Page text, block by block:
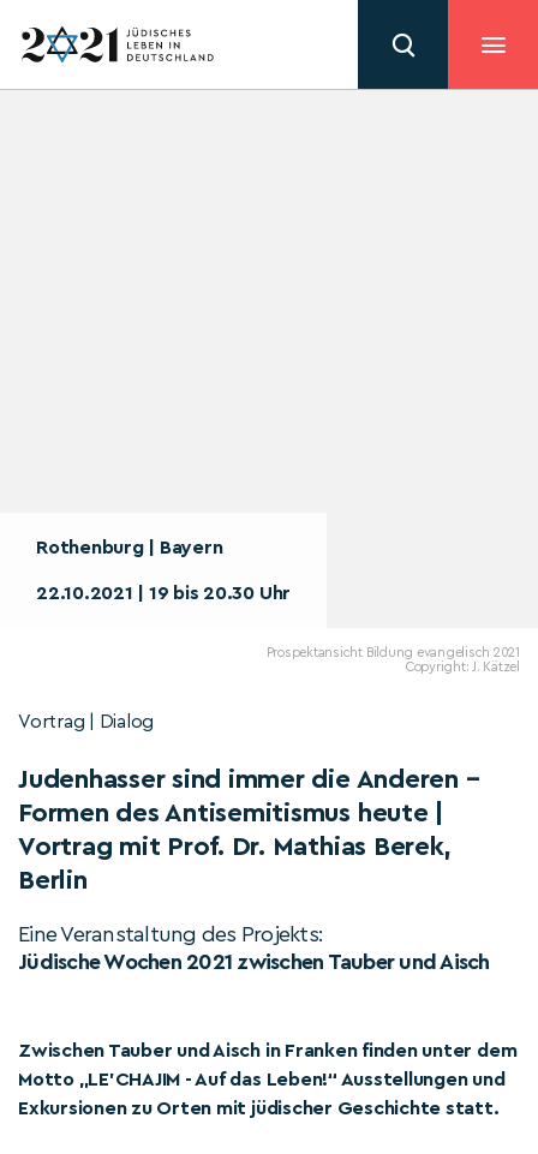
Rothenburg | Bayern
22.10.2021 | 19 bis 20.30 Uhr
Prospektansicht Bildung evangelisch 2021
Copyright: J. Kätzel
Vortrag | Dialog
Judenhasser sind immer die Anderen –
Formen des Antisemitismus heute |
Vortrag mit Prof. Dr. Mathias Berek,
Berlin
Eine Veranstaltung des Projekts:
Jüdische Wochen 2021 zwischen Tauber und Aisch
Zwischen Tauber und Aisch in Franken finden unter dem
Motto „LE'CHAJIM - Auf das Leben!“ Ausstellungen und
Exkursionen zu Orten mit jüdischer Geschichte statt.